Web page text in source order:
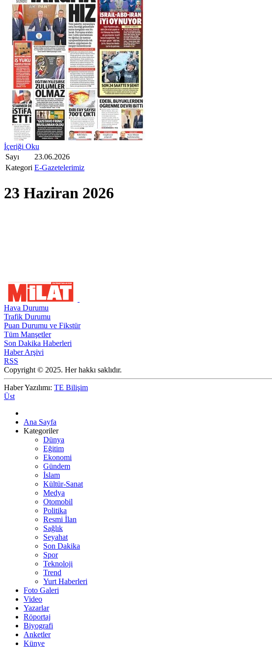
İçeriği Oku
Sayı
23.06.2026
Kategori E-Gazetelerimiz
23 Haziran 2026
Hava Durumu
Trafik Durumu
Puan Durumu ve Fikstür
Tüm Manşetler
Son Dakika Haberleri
Haber Arşivi
RSS
Copyright © 2025. Her hakkı saklıdır.
Haber Yazılımı: TE Bilişim
Üst
Ana Sayfa
Kategoriler
Dünya
Eğitim
Ekonomi
Gündem
İslam
Kültür-Sanat
Medya
Otomobil
Politika
Resmi İlan
Sağlık
Seyahat
Son Dakika
Spor
Teknoloji
Trend
Yurt Haberleri
Foto Galeri
Video
Yazarlar
Röportaj
Biyografi
Anketler
Künye